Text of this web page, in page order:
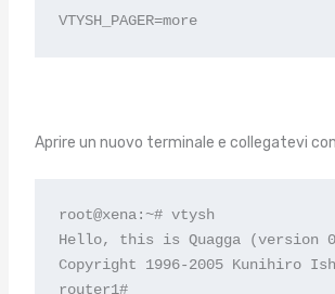
VTYSH_PAGER=more
Aprire un nuovo terminale e collegatevi
root@xena:~# vtysh
Hello, this is Quagga (version
Copyright 1996-2005 Kunihiro
router1#